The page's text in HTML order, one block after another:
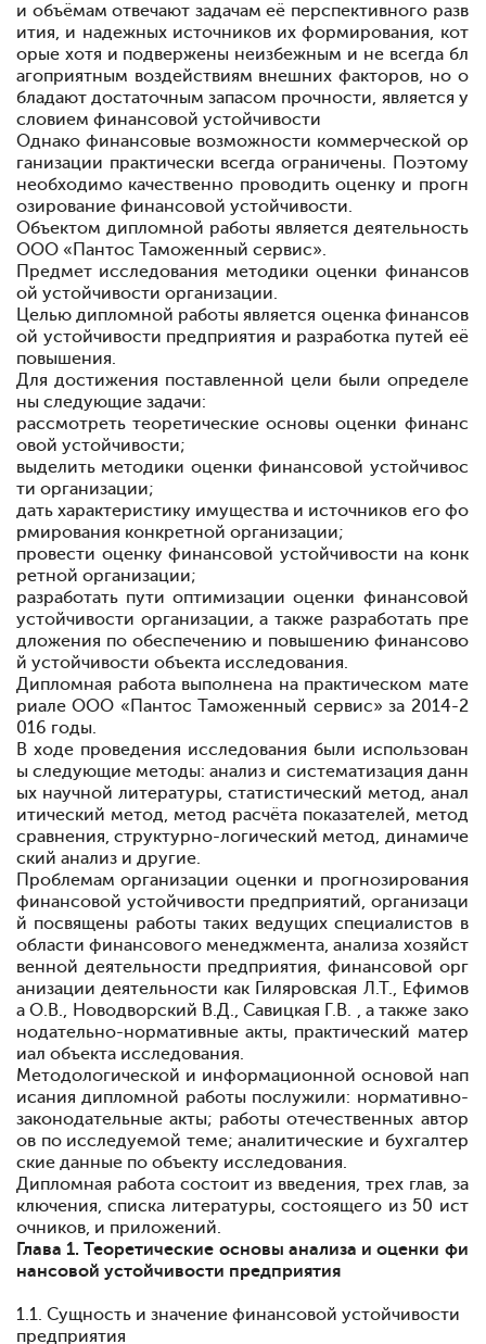
и объёмам отвечают задачам её перспективного разв
ития, и надежных источников их формирования, кот
орые хотя и подвержены неизбежным и не всегда бл
агоприятным воздействиям внешнихфакторов, но о
бладаютдостаточным запасом прочности, является у
словием финансовой устойчивости
Однако финансовые возможности коммерческой ор
ганизации практически всегда ограничены. Поэтому
необходимо качественно проводить оценку и прогн
озирование финансовой устойчивости.
Объектом дипломной работы является деятельность
ООО «Пантос Таможенный сервис».
Предмет исследования методики оценки финансов
ой устойчивости организации.
Целью дипломной работы является оценка финансов
ой устойчивости предприятия и разработка путей её
повышения.
Для достижения поставленной цели были определе
ны следующие задачи:
рассмотреть теоретические основы оценки финанс
овой устойчивости;
выделить методики оценки финансовой устойчивос
ти организации;
дать характеристику имущества и источников его фо
рмирования конкретной организации;
провести оценку финансовой устойчивости на конк
ретной организации;
разработать пути оптимизации оценки финансовой
устойчивости организации, а также разработать пре
дложения по обеспечению и повышению финансово
й устойчивости объекта исследования.
Дипломная работа выполнена на практическом мате
риале ООО «Пантос Таможенный сервис» за 2014-2
016 годы.
В ходе проведения исследования были использован
ы следующие методы: анализ и систематизация данн
ых научной литературы, статистический метод, анал
итический метод, метод расчёта показателей, метод
сравнения, структурно-логический метод, динамиче
ский анализ и другие.
Проблемаморганизации оценки и прогнозирования
финансовой устойчивости предприятий, организаци
й посвящены работы таких ведущих специалистов в
областифинансового менеджмента,анализа хозяйст
венной деятельности предприятия, финансовой орг
анизации деятельности как Гиляровская Л.Т., Ефимов
а О.В., Новодворский В.Д., Савицкая Г.В. , а также зако
нодательно-нормативные акты, практический матер
иал объекта исследования.
Методологической и информационной основой нап
исания дипломной работы послужили: нормативно-
законодательныеакты; работыотечественных автор
ов по исследуемой теме; аналитические и бухгалтер
ские данные по объекту исследования.
Дипломная работа состоит из введения, трех глав, за
ключения, списка литературы, состоящего из 50 ист
очников, и приложений.
Глава 1. Теоретические основы анализа и оценки фи
нансовой устойчивости предприятия
1.1. Сущность и значение финансовой устойчивости
предприятия